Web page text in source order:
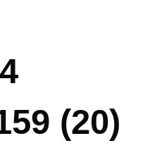
(20)